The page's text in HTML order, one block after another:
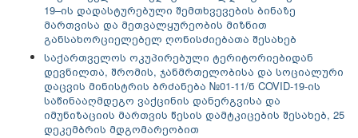
19–ის დადასტურებული შემთხვევების ბინაზე
მართვისა და მეთვალყურეობის მიზნით
განსახორციელებელ ღონისძიებათა შესახებ
საქართველოს ოკუპირებული ტერიტორიებიდან
დევნილთა, შრომის, ჯანმრთელობისა და სოციალური
დაცვის მინისტრის ბრძანება №01-11/ნ COVID-19-ის
საწინააღმდეგო ვაქცინის დანერგვისა და
იმუნიზაციის მართვის წესის დამტკიცების შესახებ, 25
დეკემბრის მდგომარეობით